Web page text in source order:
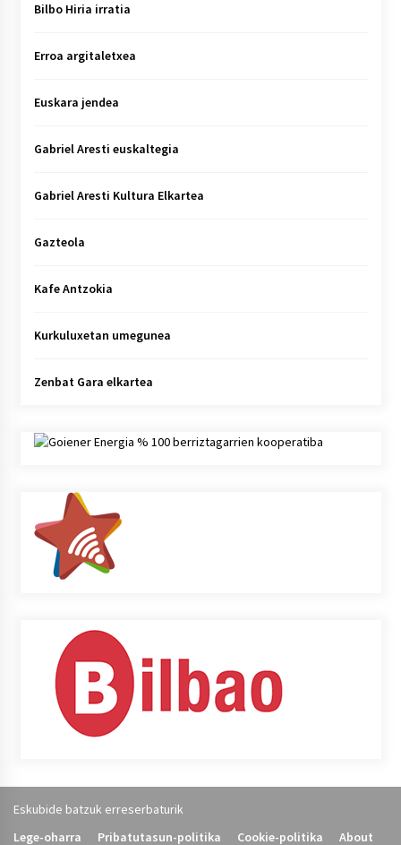
Bilbo Hiria irratia
Erroa argitaletxea
Euskara jendea
Gabriel Aresti euskaltegia
Gabriel Aresti Kultura Elkartea
Gazteola
Kafe Antzokia
Kurkuluxetan umegunea
Zenbat Gara elkartea
Eskubide batzuk erreserbaturik
Lege-oharra
Pribatutasun-politika Cookie-politika About